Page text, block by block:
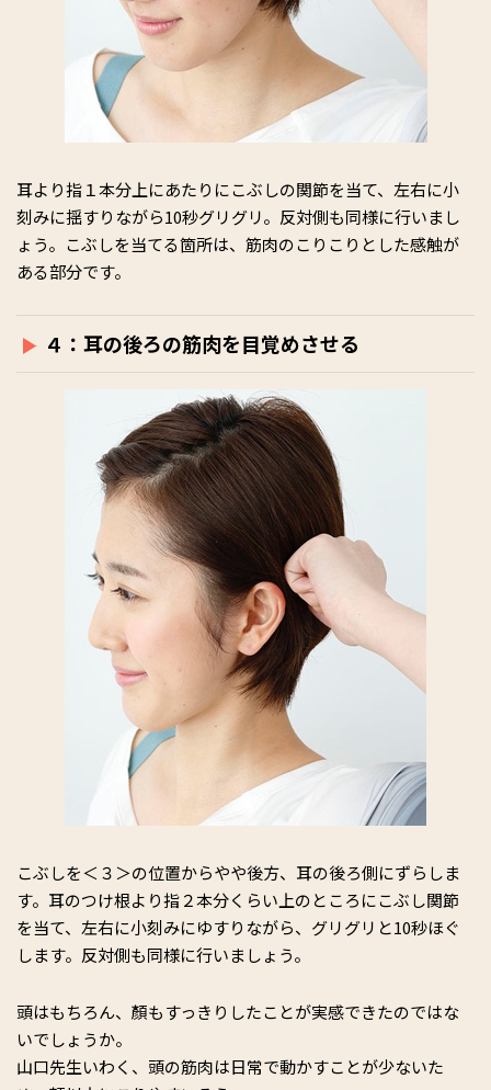
耳より指１本分上にあたりにこぶしの関節を当て、左右に小
刻みに揺すりながら10秒グリグリ。反対側も同様に行いまし
ょう。こぶしを当てる箇所は、筋肉のこりこりとした感触が
ある部分です。
４：耳の後ろの筋肉を目覚めさせる
こぶしを＜３＞の位置からやや後方、耳の後ろ側にずらしま
す。耳のつけ根より指２本分くらい上のところにこぶし関節
を当て、左右に小刻みにゆすりながら、グリグリと10秒ほぐ
します。反対側も同様に行いましょう。
頭はもちろん、顏もすっきりしたことが実感できたのではな
いでしょうか。
山口先生いわく、頭の筋肉は日常で動かすことが少ないた